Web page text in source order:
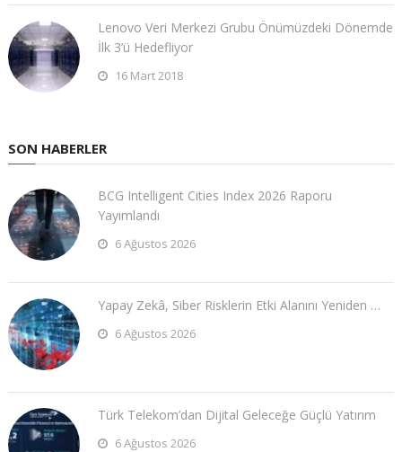
Lenovo Veri Merkezi Grubu Önümüzdeki Dönemde
İlk 3’ü Hedefliyor
16 Mart 2018
SON HABERLER
BCG Intelligent Cities Index 2026 Raporu
Yayımlandı
6 Ağustos 2026
Yapay Zekâ, Siber Risklerin Etki Alanını Yeniden …
6 Ağustos 2026
Türk Telekom’dan Dijital Geleceğe Güçlü Yatırım
6 Ağustos 2026